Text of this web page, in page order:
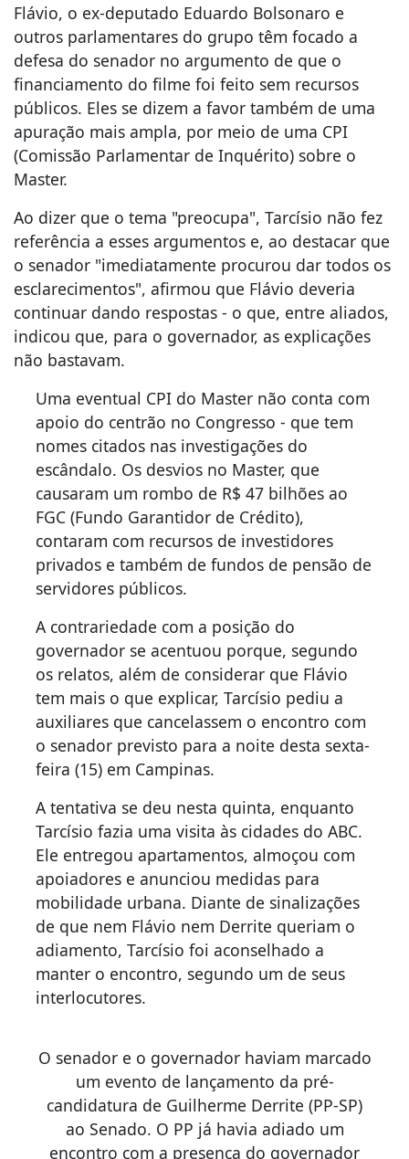
Flávio, o ex-deputado Eduardo Bolsonaro e
outros parlamentares do grupo têm focado a
defesa do senador no argumento de que o
financiamento do filme foi feito sem recursos
públicos. Eles se dizem a favor também de uma
apuração mais ampla, por meio de uma CPI
(Comissão Parlamentar de Inquérito) sobre o
Master.
Ao dizer que o tema "preocupa", Tarcísio não fez
referência a esses argumentos e, ao destacar que
o senador "imediatamente procurou dar todos os
esclarecimentos", afirmou que Flávio deveria
continuar dando respostas - o que, entre aliados,
indicou que, para o governador, as explicações
não bastavam.
Uma eventual CPI do Master não conta com
apoio do centrão no Congresso - que tem
nomes citados nas investigações do
escândalo. Os desvios no Master, que
causaram um rombo de R$ 47 bilhões ao
FGC (Fundo Garantidor de Crédito),
contaram com recursos de investidores
privados e também de fundos de pensão de
servidores públicos.
A contrariedade com a posição do
governador se acentuou porque, segundo
os relatos, além de considerar que Flávio
tem mais o que explicar, Tarcísio pediu a
auxiliares que cancelassem o encontro com
o senador previsto para a noite desta sexta-
feira (15) em Campinas.
A tentativa se deu nesta quinta, enquanto
Tarcísio fazia uma visita às cidades do ABC.
Ele entregou apartamentos, almoçou com
apoiadores e anunciou medidas para
mobilidade urbana. Diante de sinalizações
de que nem Flávio nem Derrite queriam o
adiamento, Tarcísio foi aconselhado a
manter o encontro, segundo um de seus
interlocutores.
O senador e o governador haviam marcado
um evento de lançamento da pré-
candidatura de Guilherme Derrite (PP-SP)
ao Senado. O PP já havia adiado um
encontro com a presença do governador